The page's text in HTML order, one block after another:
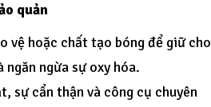
quản
vệ hoặc chất tạo bóng để giữ cho
ngăn ngừa sự oxy hóa.
sự cẩn thận và công cụ chuyên